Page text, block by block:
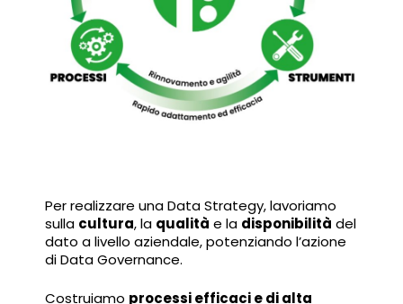
Per realizzare una Data Strategy, lavoriamo
sulla cultura, la qualità e la disponibilità del
dato a livello aziendale, potenziando l’azione
di Data Governance.
Costruiamo processi efficaci e di alta